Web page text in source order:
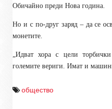
Обичайно преди Нова година.
Но и с по-друг заряд – да се
монетите.
„Идват хора с цели
големите вериги. Имат и
общество